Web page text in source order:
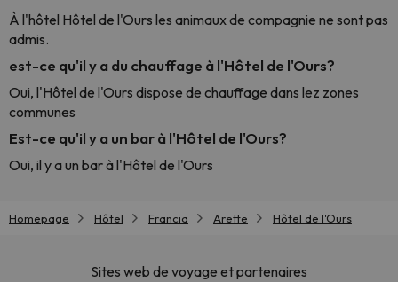
À l'hôtel Hôtel de l'Ours les animaux de compagnie ne sont pas
admis.
est-ce qu'il y a du chauffage à l'Hôtel de l'Ours?
Oui, l'Hôtel de l'Ours dispose de chauffage dans lez zones
communes
Est-ce qu'il y a un bar à l'Hôtel de l'Ours?
Oui, il y a un bar à l'Hôtel de l'Ours
Homepage Hôtel Francia Arette Hôtel de l'Ours
Sites web de voyage et partenaires